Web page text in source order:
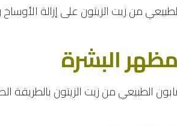
من زيت الزيتون على إزالة
البشرة
الطبيعي من زيت الزيتون بالطريقة